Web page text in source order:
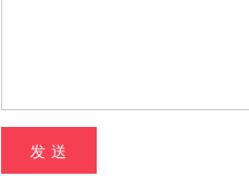
发 送